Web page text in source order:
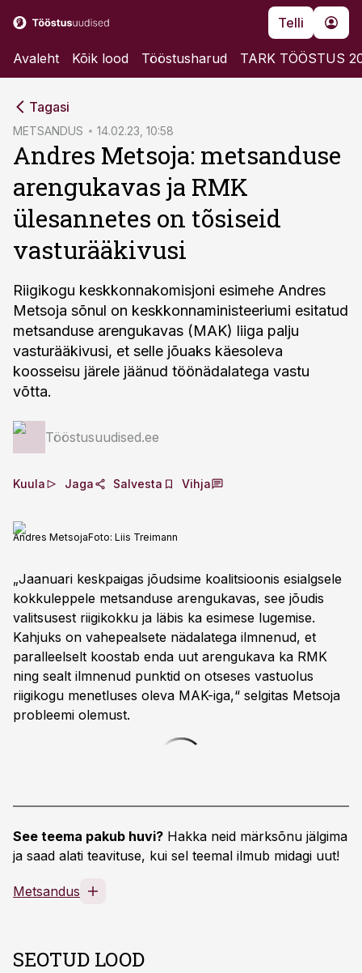
Telli
Avaleht Kõik lood Tööstusharud TARK TÖÖSTUS
Tagasi
METSANDUS 14.02.23, 10:58
Andres Metsoja: metsanduse
arengukavas ja RMK
ülesannetes on tõsiseid
vasturääkivusi
Riigikogu keskkonnakomisjoni esimehe Andres
Metsoja sõnul on keskkonnaministeeriumi esitatud
metsanduse arengukavas (MAK) liiga palju
vasturääkivusi, et selle jõuaks käesoleva
koosseisu järele jäänud töönädalatega vastu
võtta.
Tööstusuudised.ee
Kuula Jaga Salvesta Vihja
Andres MetsojaFoto: Liis Treimann
„Jaanuari keskpaigas jõudsime koalitsioonis esialgsele
kokkuleppele metsanduse arengukavas, see jõudis
valitsusest riigikokku ja läbis ka esimese lugemise.
Kahjuks on vahepealsete nädalatega ilmnenud, et
paralleelselt koostab enda uut arengukava ka RMK
ning sealt ilmnenud punktid on otseses vastuolus
riigikogu menetluses oleva MAK-iga,“ selgitas Metsoja
probleemi olemust.
See teema pakub huvi? Hakka neid märksõnu jälgima
ja saad alati teavituse, kui sel teemal ilmub midagi uut!
Metsandus
SEOTUD LOOD